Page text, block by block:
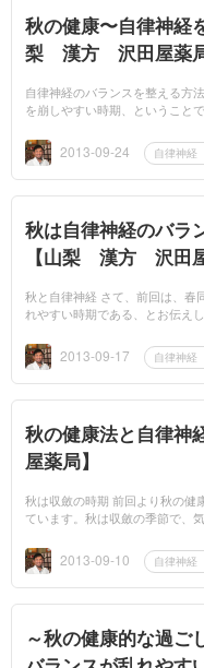
秋の健康〜自律神経
梨 漢方 沢田屋薬局
自律神経のバランスを整える方
を崩しやすい時期、ということ
います。 よく...
2013-09-24 自律神
秋は自律神経のバラ
【山梨 漢方 沢田屋
秋と自律神経 さて、前回は、春
れやすい時期である、とお伝え
経優位、夏が副...
2013-09-17 自律神
秋の健康法と自律
屋薬局】
秋は収斂の時期 前回より秋の健
ています。秋は収斂の季節で、
背き、心を...2013-09-10 自律神
～秋の健康的な過ご